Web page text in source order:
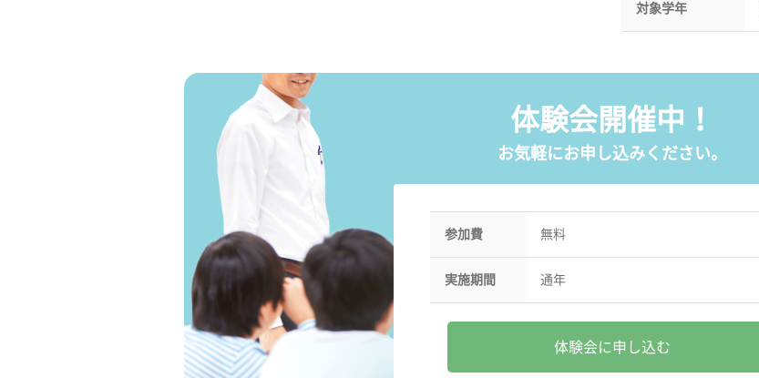
対象学年
体験会開催中！
お気軽にお申し込みください。
参加費 無料
実施期間 通年
体験会に申し込む